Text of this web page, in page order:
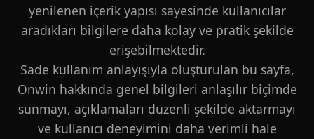
yenilenen içerik yapısı sayesinde kullanıcılar
aradıkları bilgilere daha kolay ve pratik şekilde
erişebilmektedir.
Sade kullanım anlayışıyla oluşturulan bu sayfa,
Onwin hakkında genel bilgileri anlaşılır biçimde
sunmayı, açıklamaları düzenli şekilde aktarmayı
ve kullanıcı deneyimini daha verimli hale